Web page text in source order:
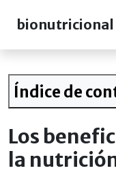
bionutricional
Índice de
Los
la